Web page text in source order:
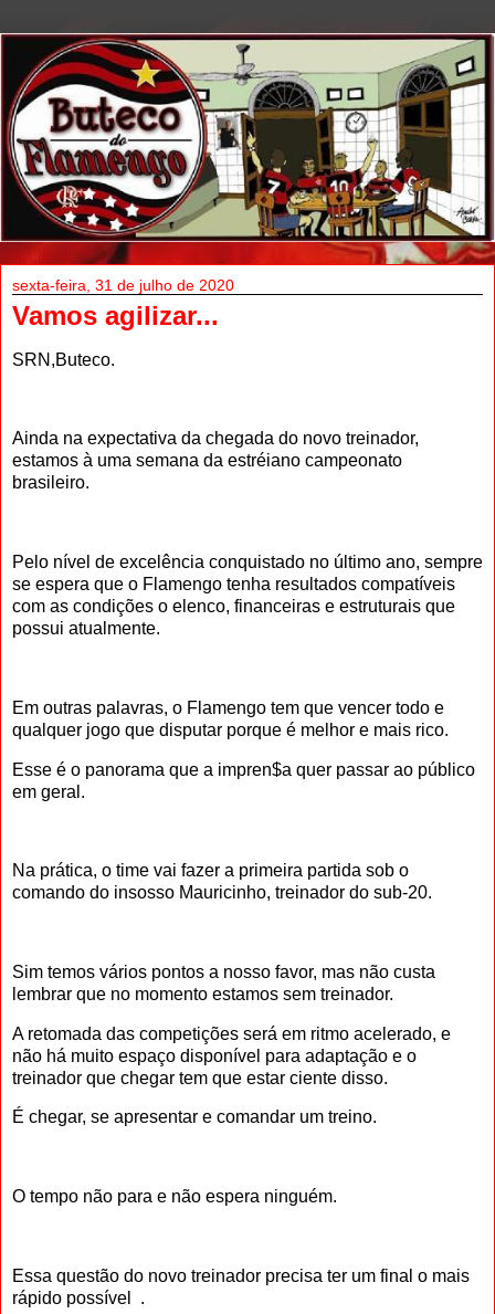
sexta-feira, 31 de julho de 2020
Vamos agilizar...
SRN,Buteco.
Ainda na expectativa da chegada do novo treinador,
estamos à uma semana da estréiano campeonato
brasileiro.
Pelo nível de excelência conquistado no último ano, sempre
se espera que o Flamengo tenha resultados compatíveis
com as condições o elenco, financeiras e estruturais que
possui atualmente.
Em outras palavras, o Flamengo tem que vencer todo e
qualquer jogo que disputar porque é melhor e mais rico.
Esse é o panorama que a impren$a quer passar ao público
em geral.
Na prática, o time vai fazer a primeira partida sob o
comando do insosso Mauricinho, treinador do sub-20.
Sim temos vários pontos a nosso favor, mas não custa
lembrar que no momento estamos sem treinador.
A retomada das competições será em ritmo acelerado, e
não há muito espaço disponível para adaptação e o
treinador que chegar tem que estar ciente disso.
É chegar, se apresentar e comandar um treino.
O tempo não para e não espera ninguém.
Essa questão do novo treinador precisa ter um final o mais
rápido possível
.